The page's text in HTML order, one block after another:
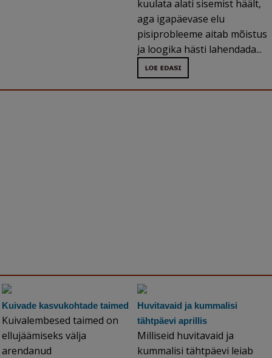
kuulata alati sisemist häält,
aga igapäevase elu
pisiprobleeme aitab mõistus
ja loogika hästi lahendada...
Kuivade kasvukohtade taimed
Kuivalembesed taimed on
ellujäämiseks välja
arendanud
Huvitavaid ja kummalisi
tähtpäevi aprillis
Milliseid huvitavaid ja
kummalisi tähtpäevi leiab